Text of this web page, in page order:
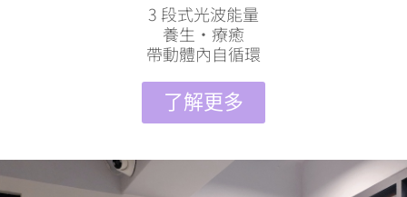
3 段式光波能量
養生・療癒
帶動體內自循環
了解更多